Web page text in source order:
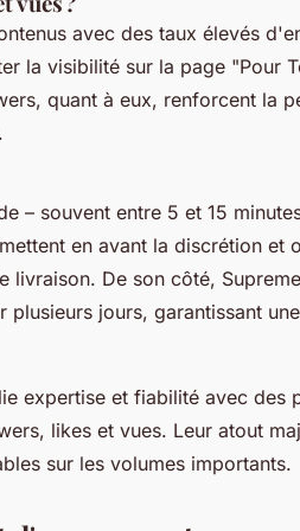
avec des taux élevés
la visibilité sur la page "Pour
quant à eux, renforcent la
– souvent entre 5 et 15
en avant la discrétion et
De son côté,
jours, garantissant
expertise et fiabilité avec des
likes et vues. Leur atout
sur les volumes importants.